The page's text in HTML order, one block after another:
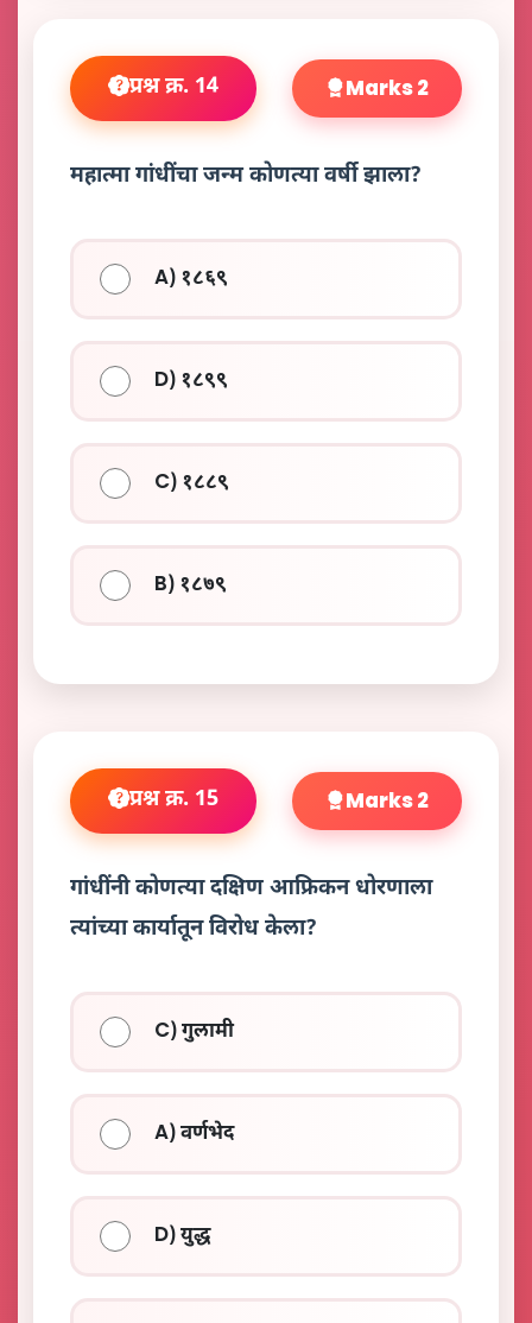
प्रश्न क्र. 14 Marks 2
महात्मा गांधींचा जन्म कोणत्या वर्षी झाला?
A) १८६९
D) १८९९
C) १८८९
B) १८७९
प्रश्न क्र. 15 Marks 2
गांधींनी कोणत्या दक्षिण आफ्रिकन धोरणाला
त्यांच्या कार्यातून विरोध केला?
C) गुलामी
A) वर्णभेद
D) युद्ध